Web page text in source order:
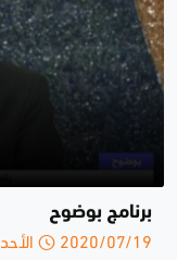
برنامج بوضوح
2020/07/19 الأحد 23:05 م